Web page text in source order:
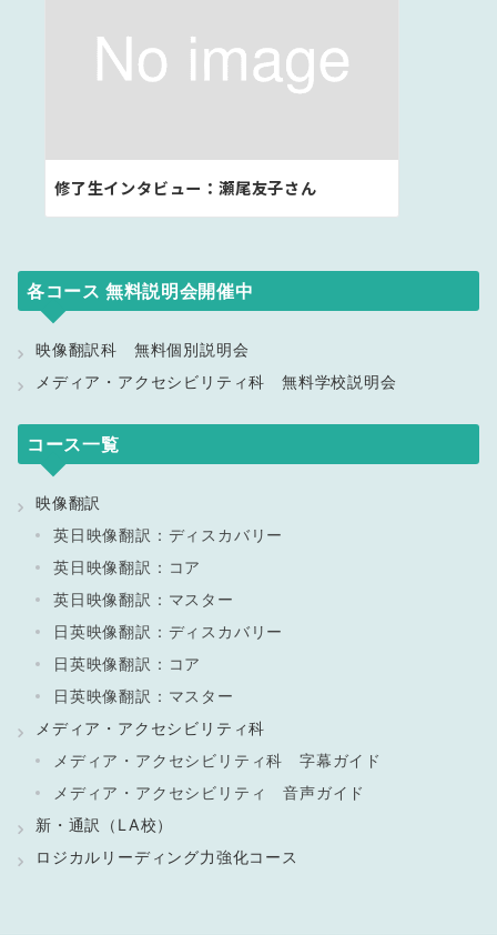
修了生インタビュー：瀬尾友子さん
各コース 無料説明会開催中
映像翻訳科 無料個別説明会
メディア・アクセシビリティ科 無料学校説明会
コース一覧
映像翻訳
英日映像翻訳：ディスカバリー
英日映像翻訳：コア
英日映像翻訳：マスター
日英映像翻訳：ディスカバリー
日英映像翻訳：コア
日英映像翻訳：マスター
メディア・アクセシビリティ科
メディア・アクセシビリティ科 字幕ガイド
メディア・アクセシビリティ 音声ガイド
新・通訳（LA校）
ロジカルリーディング力強化コース